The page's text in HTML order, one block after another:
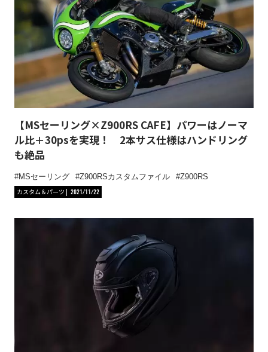
【MSセーリング×Z900RS CAFE】パワーはノーマ
ル比＋30psを実現！ 2本サス仕様はハンドリング
も絶品
MSセーリング Z900RSカスタムファイル
Z900RS
カスタム＆パーツ
2021/11/22